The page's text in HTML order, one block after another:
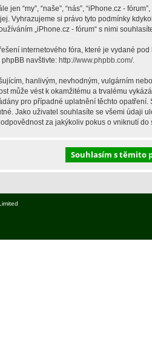
jen “my”, “naše”, “nás”, “iPhone.cz -
Vyhrazujeme si právo tyto podmínky
„iPhone.cz - fórum“ s nimi
internetového fóra, které je vydané pod
navštivte: http://www.phpbb.com/.
hanlivým, nevhodným, vulgárním
může vést k okamžitému a trvalému
pro případné uplatnění těchto
Jako uživatel souhlasíte se všemi údaji
za jakýkoliv pokus o vniknutí